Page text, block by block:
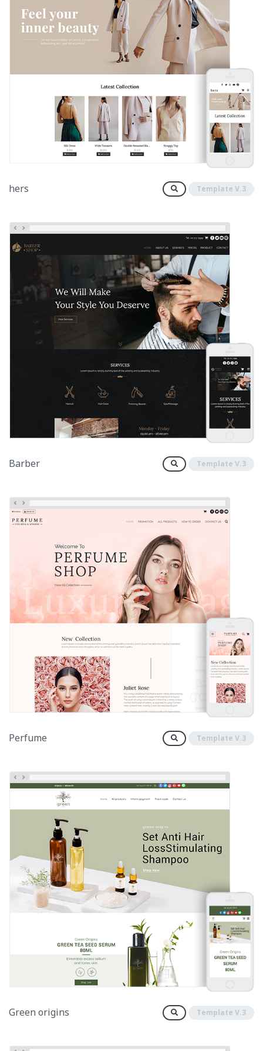
hers Template V.3
Barber Template V.3
Perfume Template V.3
Green origins Template V.3